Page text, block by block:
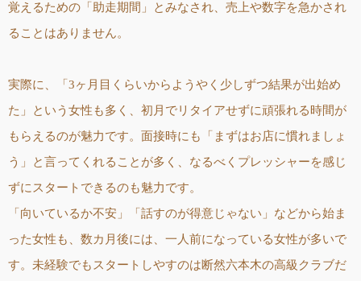
覚えるための「助走期間」とみなされ、売上や数字を急かされ
ることはありません。
実際に、「3ヶ月目くらいからようやく少しずつ結果が出始め
た」という女性も多く、初月でリタイアせずに頑張れる時間が
もらえるのが魅力です。面接時にも「まずはお店に慣れましょ
う」と言ってくれることが多く、なるべくプレッシャーを感じ
ずにスタートできるのも魅力です。
「向いているか不安」「話すのが得意じゃない」などから始ま
った女性も、数カ月後には、一人前になっている女性が多いで
す。未経験でもスタートしやすのは断然六本木の高級クラブだ